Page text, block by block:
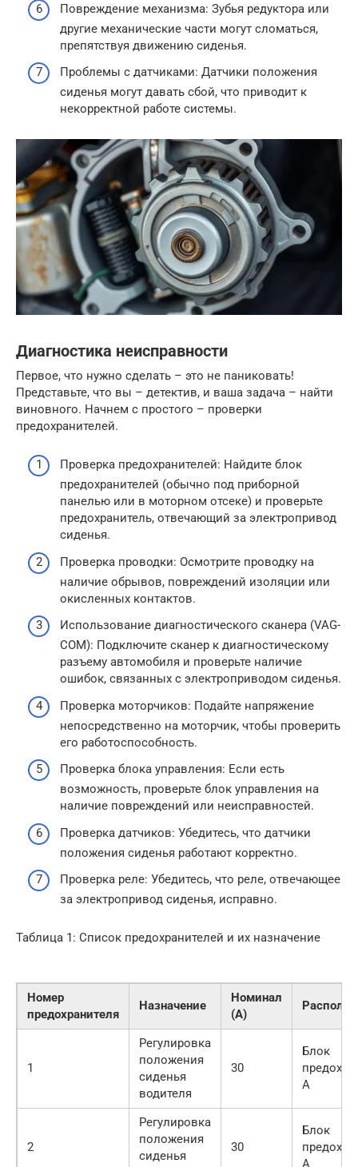
Повреждение механизма: Зубья редуктора или
другие механические части могут сломаться,
препятствуя движению сиденья.
Проблемы с датчиками: Датчики положения
сиденья могут давать сбой, что приводит к
некорректной работе системы.
Диагностика неисправности
Первое, что нужно сделать – это не паниковать!
Представьте, что вы – детектив, и ваша задача – найти
виновного. Начнем с простого – проверки
предохранителей.
Проверка предохранителей: Найдите блок
предохранителей (обычно под приборной
панелью или в моторном отсеке) и проверьте
предохранитель, отвечающий за электропривод
сиденья.
Проверка проводки: Осмотрите проводку на
наличие обрывов, повреждений изоляции или
окисленных контактов.
Использование диагностического сканера (VAG-
COM): Подключите сканер к диагностическому
разъему автомобиля и проверьте наличие
ошибок, связанных с электроприводом сиденья.
Проверка моторчиков: Подайте напряжение
непосредственно на моторчик, чтобы проверить
его работоспособность.
Проверка блока управления: Если есть
возможность, проверьте блок управления на
наличие повреждений или неисправностей.
Проверка датчиков: Убедитесь, что датчики
положения сиденья работают корректно.
Проверка реле: Убедитесь, что реле, отвечающее
за электропривод сиденья, исправно.
Таблица 1: Список предохранителей и их назначение
Номер
предохранителя
Назначение
Номинал
(А)
1
Регулировка
положения
сиденья
водителя
30
Блок
A
2
Регулировка
положения
сиденья
30
Блок
A